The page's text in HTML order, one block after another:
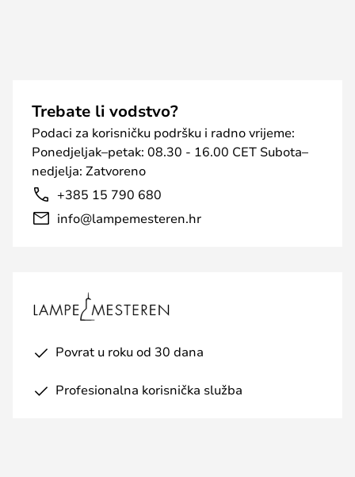
Trebate li vodstvo?
Podaci za korisničku podršku i radno vrijeme:
Ponedjeljak–petak: 08.30 - 16.00 CET Subota–
nedjelja: Zatvoreno
+385 15 790 680
info@lampemesteren.hr
Povrat u roku od 30 dana
Profesionalna korisnička služba